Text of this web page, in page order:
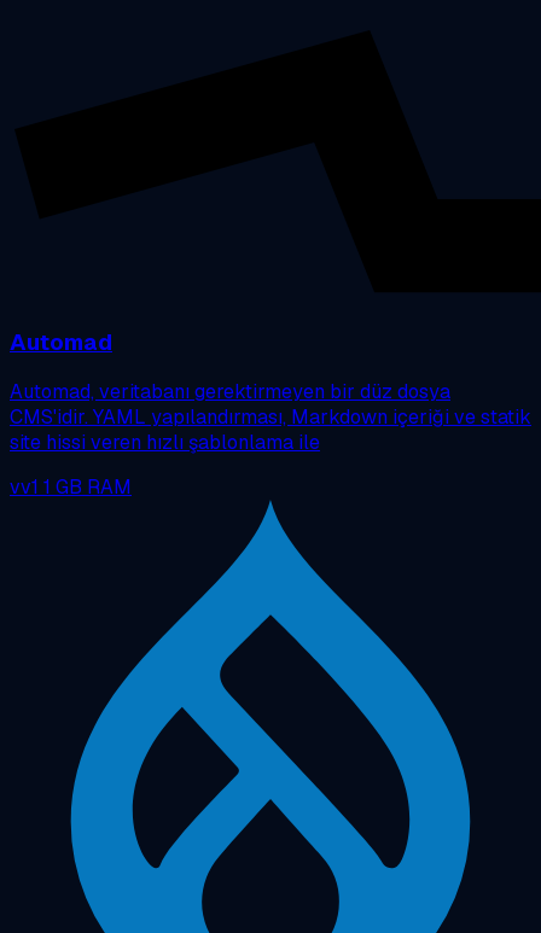
Automad
Automad, veritabanı gerektirmeyen bir düz dosya
CMS'idir. YAML yapılandırması, Markdown içeriği ve statik
site hissi veren hızlı şablonlama ile
vv1 1 GB RAM